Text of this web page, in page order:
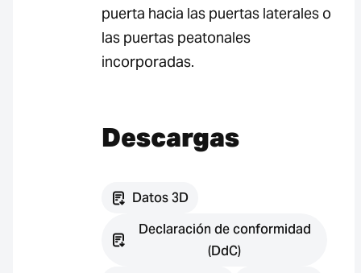
puerta hacia las puertas laterales o
las puertas peatonales
incorporadas.
Descargas
Datos 3D
Declaración de conformidad
(DdC)